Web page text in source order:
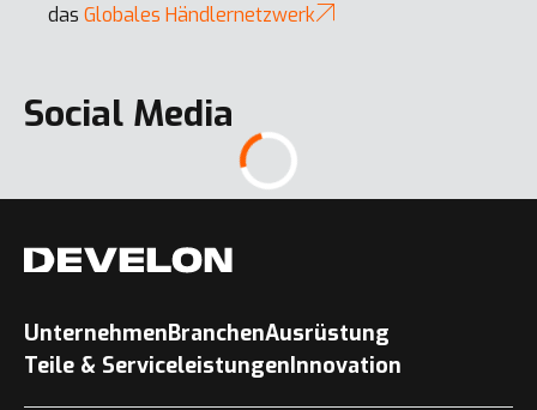
DX210NLC-7
Alle anzeigen
DL380-7
das Globales Händlernetzwerk
Social Media
UnternehmenBranchenAusrüstung
Teile & ServiceleistungenInnovation